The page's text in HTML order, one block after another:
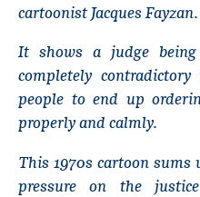
cartoonist Jacques Fayzan.
It shows a judge
completely
people to end up
properly and calmly.
This 1970s cartoon
pressure on the